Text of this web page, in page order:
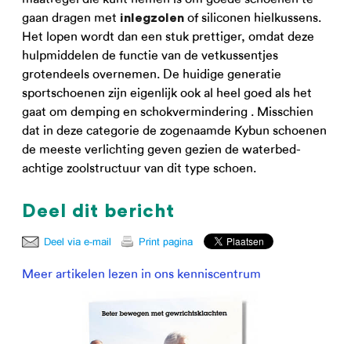
gaan dragen met inlegzolen of siliconen hielkussens.
Het lopen wordt dan een stuk prettiger, omdat deze
hulpmiddelen de functie van de vetkussentjes
grotendeels overnemen. De huidige generatie
sportschoenen zijn eigenlijk ook al heel goed als het
gaat om demping en schokvermindering . Misschien
dat in deze categorie de zogenaamde Kybun schoenen
de meeste verlichting geven gezien de waterbed-
achtige zoolstructuur van dit type schoen.
Deel dit bericht
Meer artikelen lezen in ons kenniscentrum